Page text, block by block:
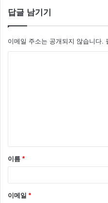
답글 남기기
이메일 주소는 공개되지 않습니다.
이름 *
이메일 *